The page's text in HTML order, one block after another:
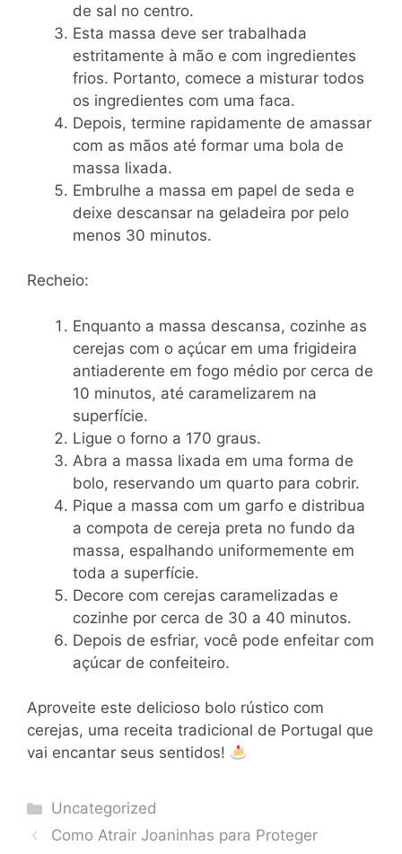
de sal no centro.
Esta massa deve ser trabalhada
estritamente à mão e com ingredientes
frios. Portanto, comece a misturar todos
os ingredientes com uma faca.
Depois, termine rapidamente de amassar
com as mãos até formar uma bola de
massa lixada.
Embrulhe a massa em papel de seda e
deixe descansar na geladeira por pelo
menos 30 minutos.
Recheio:
Enquanto a massa descansa, cozinhe as
cerejas com o açúcar em uma frigideira
antiaderente em fogo médio por cerca de
10 minutos, até caramelizarem na
superfície.
Ligue o forno a 170 graus.
Abra a massa lixada em uma forma de
bolo, reservando um quarto para cobrir.
Pique a massa com um garfo e distribua
a compota de cereja preta no fundo da
massa, espalhando uniformemente em
toda a superfície.
Decore com cerejas caramelizadas e
cozinhe por cerca de 30 a 40 minutos.
Depois de esfriar, você pode enfeitar com
açúcar de confeiteiro.
Aproveite este delicioso bolo rústico com
cerejas, uma receita tradicional de Portugal que
vai encantar seus sentidos!
Categories
Uncategorized
Como Atrair Joaninhas para Proteger